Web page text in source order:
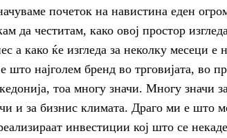
почеток на навистина еден
да честитам, како овој простор
а како ќе изгледа за неколку месеци
што најголем бренд во трговијата, во
тоа многу значи. Многу значи
и за бизнис климата. Драго ми е што
инвестиции кој што се